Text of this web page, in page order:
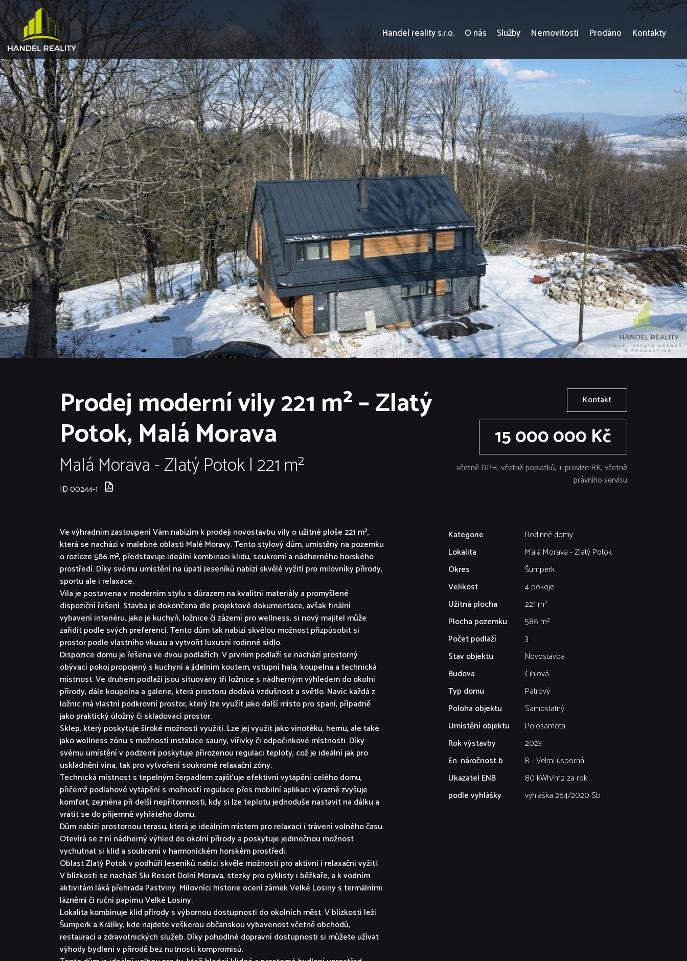
Handel reality s.r.o. O nás Služby Nemovitosti Prodáno Kontakty
Prodej moderní vily 221 m² – Zlatý
Potok, Malá Morava
Malá Morava - Zlatý Potok | 221 m²
ID 00244-1
Kontakt
15 000 000 Kč
včetně DPH, včetně poplatků, + provize RK, včetně
právního servisu
Ve výhradním zastoupení Vám nabízím k prodeji novostavbu vily o užitné ploše 221 m²,
která se nachází v malebné oblasti Malé Moravy. Tento stylový dům, umístěný na pozemku
o rozloze 586 m², představuje ideální kombinaci klidu, soukromí a nádherného horského
prostředí. Díky svému umístění na úpatí Jeseníků nabízí skvělé vyžití pro milovníky přírody,
sportu ale i relaxace.
Vila je postavena v moderním stylu s důrazem na kvalitní materiály a promyšlené
dispoziční řešení. Stavba je dokončena dle projektové dokumentace, avšak finální
vybavení interiéru, jako je kuchyň, ložnice či zázemí pro wellness, si nový majitel může
zařídit podle svých preferencí. Tento dům tak nabízí skvělou možnost přizpůsobit si
prostor podle vlastního vkusu a vytvořit luxusní rodinné sídlo.
Dispozice domu je řešena ve dvou podlažích. V prvním podlaží se nachází prostorný
obývací pokoj propojený s kuchyní a jídelním koutem, vstupní hala, koupelna a technická
místnost. Ve druhém podlaží jsou situovány tři ložnice s nádherným výhledem do okolní
přírody, dále koupelna a galerie, která prostoru dodává vzdušnost a světlo. Navíc každá z
ložnic má vlastní podkrovní prostor, který lze využít jako další místo pro spaní, případně
jako praktický úložný či skladovací prostor.
Sklep, který poskytuje široké možnosti využití. Lze jej využít jako vinotéku, hernu, ale také
jako wellness zónu s možností instalace sauny, vířivky či odpočinkové místnosti. Díky
svému umístění v podzemí poskytuje přirozenou regulaci teploty, což je ideální jak pro
uskladnění vína, tak pro vytvoření soukromé relaxační zóny.
Technická místnost s tepelným čerpadlem zajišťuje efektivní vytápění celého domu,
přičemž podlahové vytápění s možností regulace přes mobilní aplikaci výrazně zvyšuje
komfort, zejména při delší nepřítomnosti, kdy si lze teplotu jednoduše nastavit na dálku a
vrátit se do příjemně vyhřátého domu.
Dům nabízí prostornou terasu, která je ideálním místem pro relaxaci i trávení volného času.
Otevírá se z ní nádherný výhled do okolní přírody a poskytuje jedinečnou možnost
vychutnat si klid a soukromí v harmonickém horském prostředí.
Oblast Zlatý Potok v podhůří Jeseníků nabízí skvělé možnosti pro aktivní i relaxační vyžití.
V blízkosti se nachází Ski Resort Dolní Morava, stezky pro cyklisty i běžkaře, a k vodním
aktivitám láká přehrada Pastviny. Milovníci historie ocení zámek Velké Losiny s termálními
lázněmi či ruční papírnu Velké Losiny.
Lokalita kombinuje klid přírody s výbornou dostupností do okolních měst. V blízkosti leží
Šumperk a Králíky, kde najdete veškerou občanskou vybavenost včetně obchodů,
restaurací a zdravotnických služeb. Díky pohodlné dopravní dostupnosti si můžete užívat
výhody bydlení v přírodě bez nutnosti kompromisů.
Kategorie
Rodinné domy
Lokalita
Malá Morava - Zlatý Potok
Okres
Šumperk
Velikost
4 pokoje
Užitná plocha
221 m²
Plocha pozemku
586 m²
Počet podlaží
3
Stav objektu
Novostavba
Budova
Cihlová
Typ domu
Patrový
Poloha objektu
Samostatný
Umístění objektu
Polosamota
Rok výstavby
2023
En. náročnost b.
B - Velmi úsporná
Ukazatel ENB
80 kWh/m2 za rok
podle vyhlášky
vyhláška 264/2020 Sb